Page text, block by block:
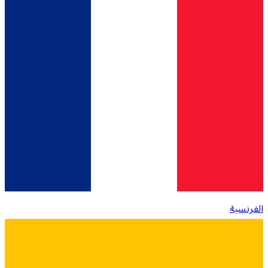
الفرنسية